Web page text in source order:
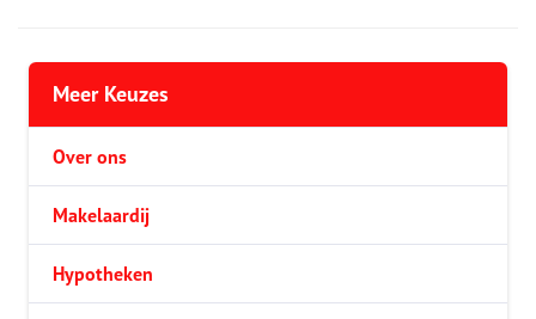
Meer Keuzes
Over ons
Makelaardij
Hypotheken